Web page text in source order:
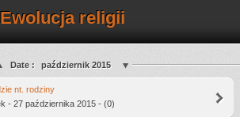
Ewolucja religii
Date : październik 2015
nt. rodziny
- 27 października 2015 - (0)